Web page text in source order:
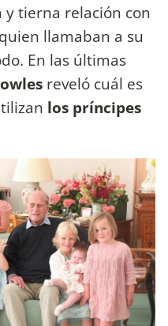
tierna relación con
llamaban a su
En las últimas
reveló cuál es
los príncipes